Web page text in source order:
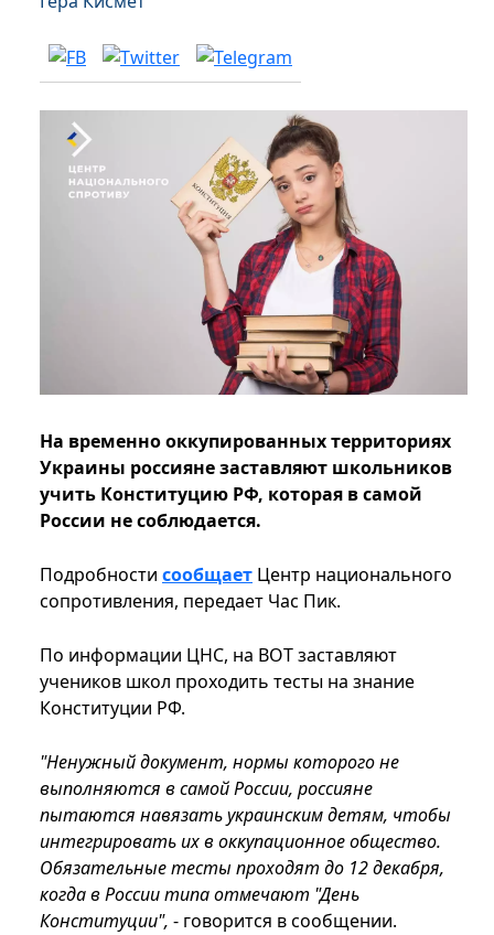
На временно оккупированных территориях
Украины россияне заставляют школьников
учить Конституцию РФ, которая в самой
России не соблюдается.
Подробности сообщает Центр национального
сопротивления, передает Час Пик.
По информации ЦНС, на ВОТ заставляют
учеников школ проходить тесты на знание
Конституции РФ.
"Ненужный документ, нормы которого не
выполняются в самой России, россияне
пытаются навязать украинским детям, чтобы
интегрировать их в оккупационное общество.
Обязательные тесты проходят до 12 декабря,
когда в России типа отмечают "День
Конституции", - говорится в сообщении.